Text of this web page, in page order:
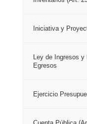
Iniciativa y
Ley de Ingresos y
Egresos
Ejercicio